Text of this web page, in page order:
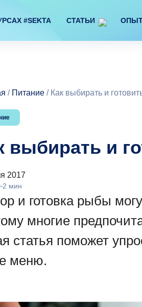
#SEKTA СТАТЬИ ОПЫТ
/ Питание / Как выбирать и
выбирать и
2017
мин
и готовка рыбы
многие
статья поможет
меню.